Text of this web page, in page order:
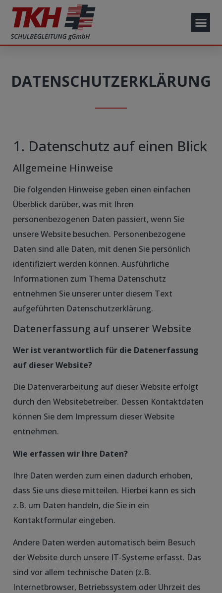
DATENSCHUTZERKLÄRUNG
1. Datenschutz auf einen Blick
Allgemeine Hinweise
Die folgenden Hinweise geben einen einfachen
Überblick darüber, was mit Ihren
personenbezogenen Daten passiert, wenn Sie
unsere Website besuchen. Personenbezogene
Daten sind alle Daten, mit denen Sie persönlich
identifiziert werden können. Ausführliche
Informationen zum Thema Datenschutz
entnehmen Sie unserer unter diesem Text
aufgeführten Datenschutzerklärung.
Datenerfassung auf unserer Website
Wer ist verantwortlich für die Datenerfassung
auf dieser Website?
Die Datenverarbeitung auf dieser Website erfolgt
durch den Websitebetreiber. Dessen Kontaktdaten
können Sie dem Impressum dieser Website
entnehmen.
Wie erfassen wir Ihre Daten?
Ihre Daten werden zum einen dadurch erhoben,
dass Sie uns diese mitteilen. Hierbei kann es sich
z.B. um Daten handeln, die Sie in ein
Kontaktformular eingeben.
Andere Daten werden automatisch beim Besuch
der Website durch unsere IT-Systeme erfasst. Das
sind vor allem technische Daten (z.B.
Internetbrowser, Betriebssystem oder Uhrzeit des